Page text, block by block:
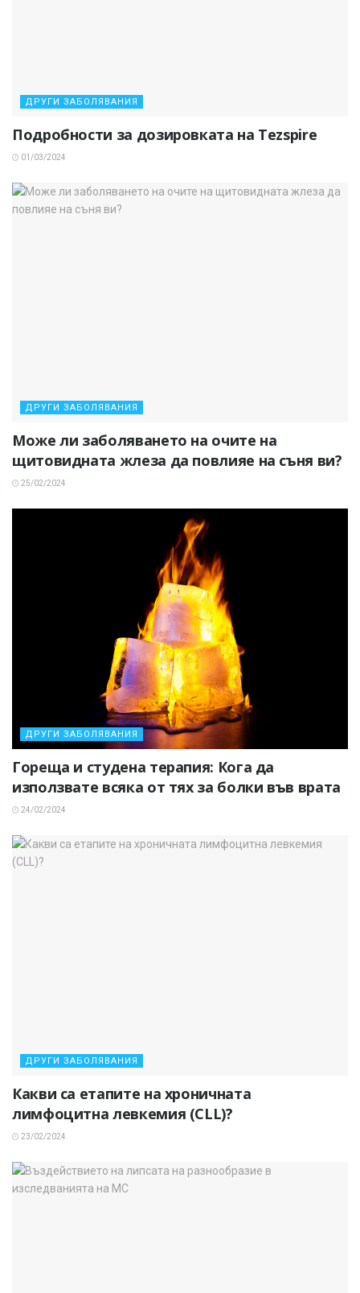
ДРУГИ ЗАБОЛЯВАНИЯ
Подробности за дозировката на Tezspire
01/03/2024
ДРУГИ ЗАБОЛЯВАНИЯ
Може ли заболяването на очите на
щитовидната жлеза да повлияе на съня ви?
25/02/2024
ДРУГИ ЗАБОЛЯВАНИЯ
Гореща и студена терапия: Кога да
използвате всяка от тях за болки във врата
24/02/2024
ДРУГИ ЗАБОЛЯВАНИЯ
Какви са етапите на хроничната
лимфоцитна левкемия (CLL)?
23/02/2024